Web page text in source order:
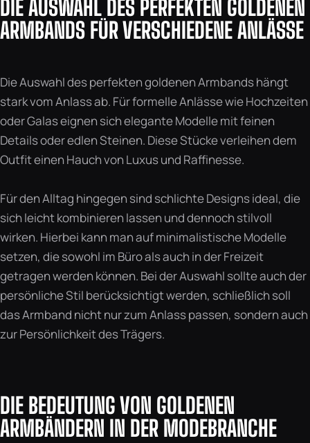
DIE AUSWAHL DES PERFEKTEN GOLDENEN
ARMBANDS FÜR VERSCHIEDENE ANLÄSSE
Die Auswahl des perfekten goldenen Armbands hängt
stark vom Anlass ab. Für formelle Anlässe wie Hochzeiten
oder Galas eignen sich elegante Modelle mit feinen
Details oder edlen Steinen. Diese Stücke verleihen dem
Outfit einen Hauch von Luxus und Raffinesse.
Für den Alltag hingegen sind schlichte Designs ideal, die
sich leicht kombinieren lassen und dennoch stilvoll
wirken. Hierbei kann man auf minimalistische Modelle
setzen, die sowohl im Büro als auch in der Freizeit
getragen werden können. Bei der Auswahl sollte auch der
persönliche Stil berücksichtigt werden, schließlich soll
das Armband nicht nur zum Anlass passen, sondern auch
zur Persönlichkeit des Trägers.
DIE BEDEUTUNG VON GOLDENEN
ARMBÄNDERN IN DER MODEBRANCHE